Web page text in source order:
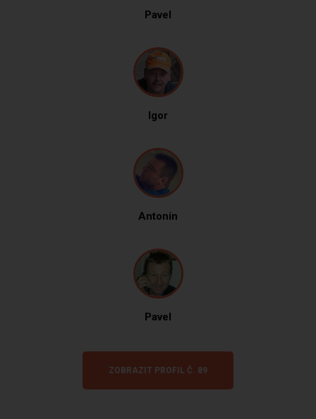
Pavel
Igor
Antonín
Pavel
ZOBRAZIT PROFIL Č. 89